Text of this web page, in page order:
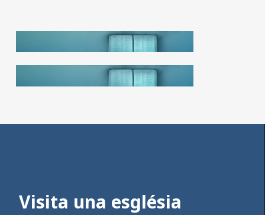
Visita una església